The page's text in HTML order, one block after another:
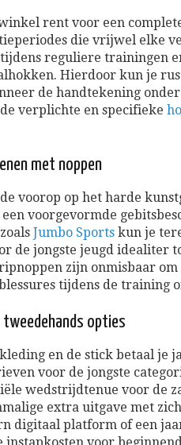
rent voor een
die vrijwel elke
reguliere trainingen
Hierdoor kun je
de handtekening
verplichte en specifieke
met noppen
voorop op het harde
voorgevormde
Jumbo Sports kun je
de jongste jeugd idealiter
zijn onmisbaar
tijdens de training
opties
en de stick betaal je
voor de jongste
wedstrijdtenue voor de
extra uitgave met
digitaal platform of een